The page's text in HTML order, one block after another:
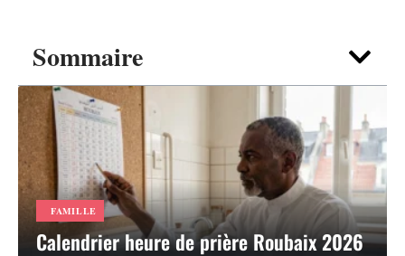
Sommaire
FAMILLE
Calendrier heure de prière Roubaix 2026